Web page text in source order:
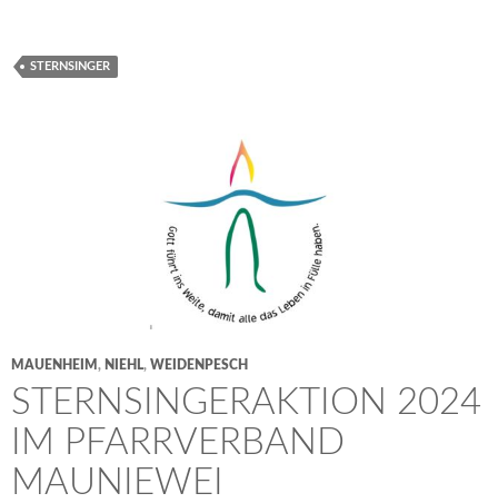
STERNSINGER
MAUENHEIM , NIEHL, WEIDENPESCH
STERNSINGERAKTION 2024
IM PFARRVERBAND
MAUNIEWEI